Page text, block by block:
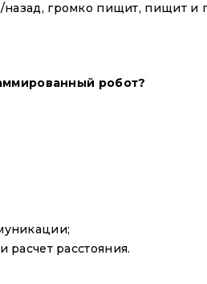
назад, громко пищит, пищит и
робот?
расчет расстояния.